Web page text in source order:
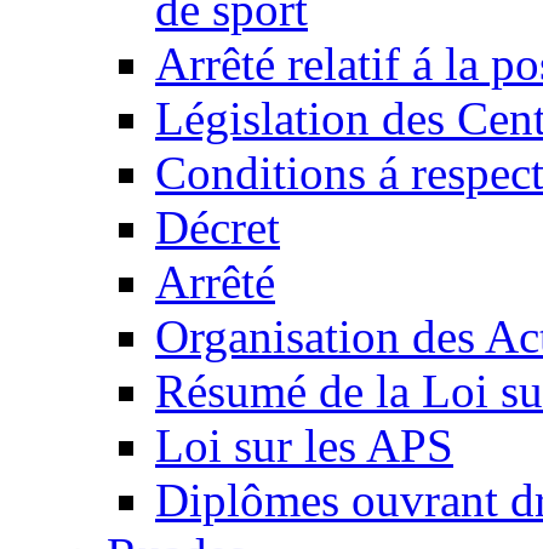
Arrêté relatif á la
Législation des
Conditions á
Décret
Arrêté
Organisation des
Résumé de la Loi
Loi sur les APS
Diplômes ouvrant